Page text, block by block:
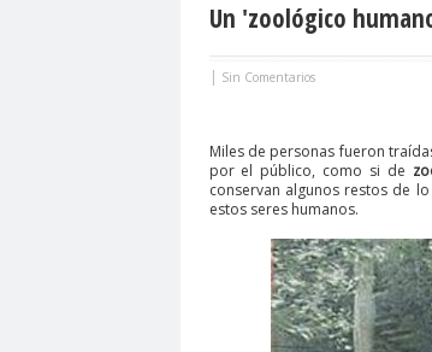
Un 'zoológico
| Sin Comentarios
Miles de personas fueron
por el público, como si de
conservan algunos restos de
estos seres humanos.